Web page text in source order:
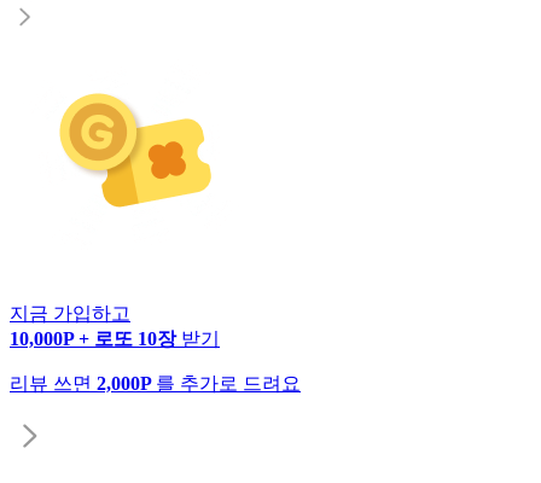
지금 가입하고
10,000P + 로또 10장 받기
리뷰 쓰면 2,000P 를 추가로 드려요